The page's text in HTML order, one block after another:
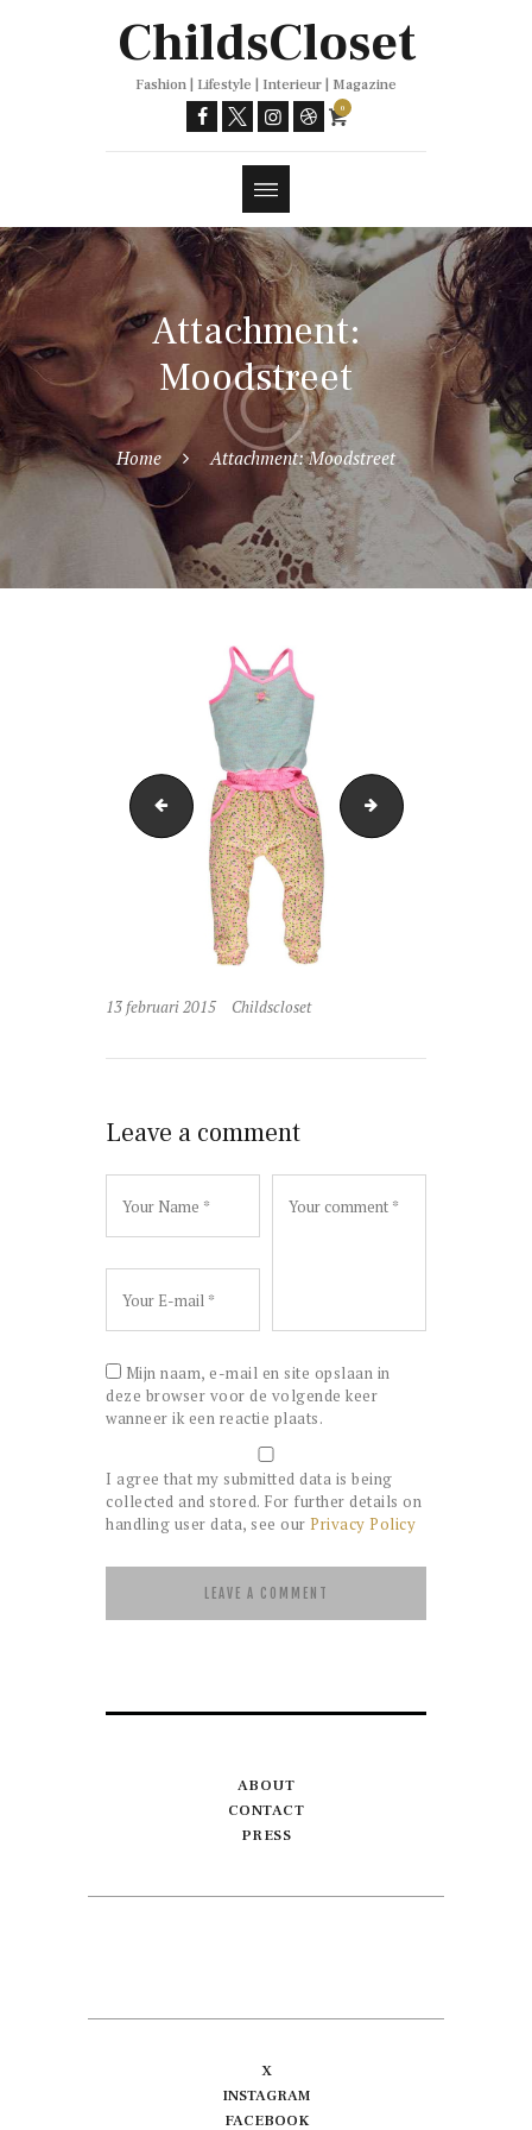
ChildsCloset
Fashion | Lifestyle | Interieur | Magazine
0
Attachment:
Moodstreet
Home Attachment: Moodstreet
like&share sweatdresss
13 februari 2015 Childscloset
Leave a comment
Mijn naam, e-mail en site opslaan in
deze browser voor de volgende keer
wanneer ik een reactie plaats.
I agree that my submitted data is being
collected and stored. For further details on
handling user data, see our Privacy Policy
ABOUT
CONTACT
PRESS
X
INSTAGRAM
FACEBOOK